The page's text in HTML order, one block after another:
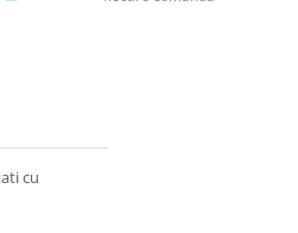
cu